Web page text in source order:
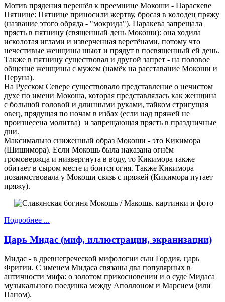
Мотив прядения перешёл к преемнице Мокоши - Параскеве
Пятнице: Пятнице приносили жертву, бросая в колодец пряжу
(название этого обряда - "мокрида"). Паракева запрещала
прясть в пятницу (священный день Мокоши): она ходила
исколотая иглами и изверченная веретёнами, потому что
нечестивые женщины шьют и прядут в посвященный ей день.
Также в пятницу существовал и другой запрет - на половое
общение женщины с мужем (намёк на расставание Мокоши и
Перуна).
На Русском Севере существовало представление о нечистом
духе по имени Мокоша, которая представлялась как женщина
с большой головой и длинными руками, тайком стригущая
овец, прядущая по ночам в избах (если над пряжей не
произнесена молитва) и запрещающая прясть в праздничные
дни.
Максимально сниженный образ Мокоши - это Кикимора
(Шишимора). Если Мокошь была наказана огнём
громовержца и низвергнута в воду, то Кикимора также
обитает в сыром месте и боится огня. Также Кикимора
позаимствовала у Мокоши связь с пряжей (Кикимора путает
пряжу).
Подробнее ...
Царь Мидас (миф, иллюстрации, экранизации)
Мидас - в древнегреческой мифологии сын Гордия, царь
Фригии. С именем Мидаса связаны два популярных в
античности мифа: о золотом прикосновении и о суде Мидаса
музыкального поединка между Аполлоном и Марсием (или
Паном).